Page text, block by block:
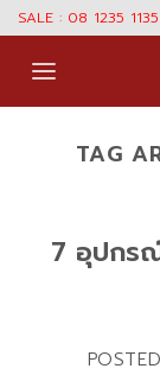
Skip
content
SALE : 08 1235
TAG
7 อุปกร